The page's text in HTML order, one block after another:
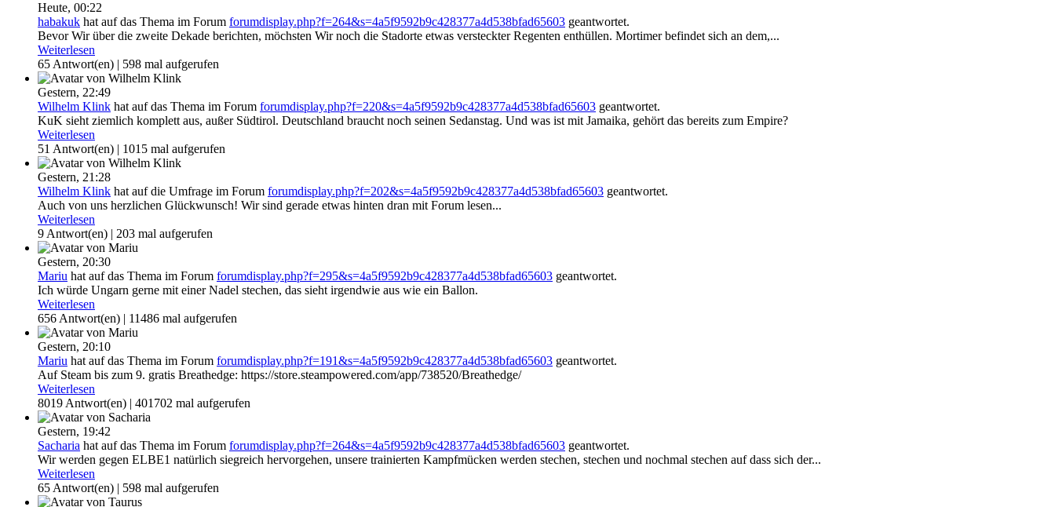
Heute, 00:22
habakuk hat auf das Thema im Forum forumdisplay.php?f=264&s=4a5f9592b9c428377a4d538bfad65603 geantwortet.
Bevor Wir über die zweite Dekade berichten, möchsten Wir noch die Stadorte etwas versteckter Regenten enthüllen. Mortimer befindet sich an dem,...
Weiterlesen
65 Antwort(en) | 598 mal aufgerufen
Gestern, 22:49
Wilhelm Klink hat auf das Thema im Forum forumdisplay.php?f=220&s=4a5f9592b9c428377a4d538bfad65603 geantwortet.
KuK sieht ziemlich komplett aus, außer Südtirol. Deutschland braucht noch seinen Sedanstag. Und was ist mit Jamaika, gehört das bereits zum Empire?
Weiterlesen
51 Antwort(en) | 1015 mal aufgerufen
Gestern, 21:28
Wilhelm Klink hat auf die Umfrage im Forum forumdisplay.php?f=202&s=4a5f9592b9c428377a4d538bfad65603 geantwortet.
Auch von uns herzlichen Glückwunsch! Wir sind gerade etwas hinten dran mit Forum lesen...
Weiterlesen
9 Antwort(en) | 203 mal aufgerufen
Gestern, 20:30
Mariu hat auf das Thema im Forum forumdisplay.php?f=295&s=4a5f9592b9c428377a4d538bfad65603 geantwortet.
Ich würde Ungarn gerne mit einer Nadel stechen, das sieht irgendwie aus wie ein Ballon.
Weiterlesen
656 Antwort(en) | 11486 mal aufgerufen
Gestern, 20:10
Mariu hat auf das Thema im Forum forumdisplay.php?f=191&s=4a5f9592b9c428377a4d538bfad65603 geantwortet.
Auf Steam bis zum 9. gratis Breathedge: https://store.steampowered.com/app/738520/Breathedge/
Weiterlesen
8019 Antwort(en) | 401702 mal aufgerufen
Gestern, 19:42
Sacharia hat auf das Thema im Forum forumdisplay.php?f=264&s=4a5f9592b9c428377a4d538bfad65603 geantwortet.
Wir werden gegen ELBE1 natürlich siegreich hervorgehen, unsere trainierten Kampfmücken werden stechen, stechen und nochmal stechen auf dass sich der...
Weiterlesen
65 Antwort(en) | 598 mal aufgerufen